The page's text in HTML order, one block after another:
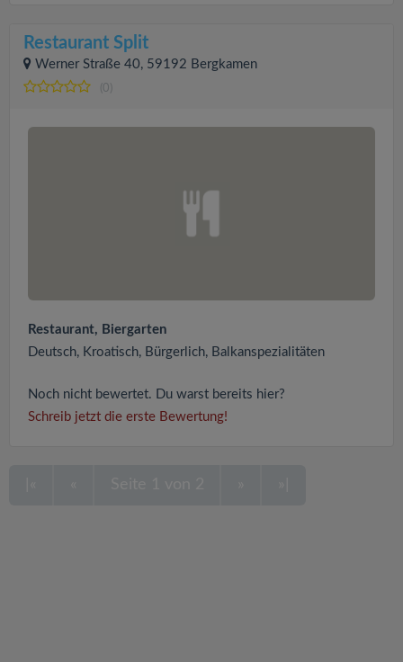
Restaurant Split
Werner Straße 40, 59192 Bergkamen
(0)
Restaurant, Biergarten
Deutsch, Kroatisch, Bürgerlich, Balkanspezialitäten
Noch nicht bewertet. Du warst bereits hier?
Schreib jetzt die erste Bewertung!